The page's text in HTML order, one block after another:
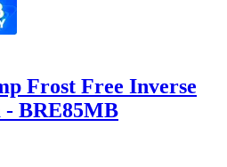
Frost Free Inverse
- BRE85MB